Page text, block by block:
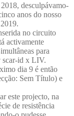
desculpávamo-
anos do nosso
no circuito
activamente
para
scar-id x LIV.
dia 9 é então
Sem Título) e
este projecto, na
de resistência